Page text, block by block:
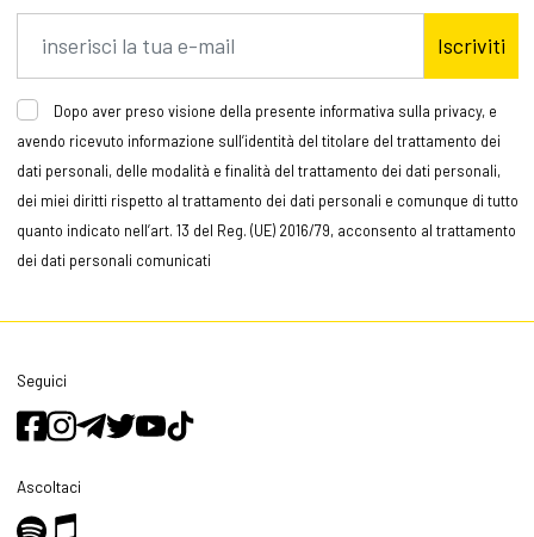
Iscriviti
Dopo aver preso visione della presente informativa sulla privacy, e
avendo ricevuto informazione sull’identità del titolare del trattamento dei
dati personali, delle modalità e finalità del trattamento dei dati personali,
dei miei diritti rispetto al trattamento dei dati personali e comunque di tutto
quanto indicato nell’art. 13 del Reg. (UE) 2016/79, acconsento al trattamento
dei dati personali comunicati
Seguici
Ascoltaci